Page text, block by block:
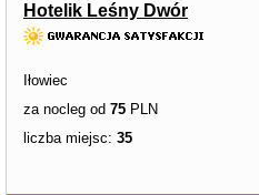
Hotelik Leśny Dwór
Iłowiec
za nocleg od 75 PLN
liczba miejsc: 35